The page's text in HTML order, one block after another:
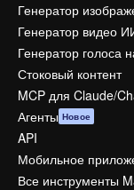
Генератор
Генератор видео
Генератор голоса
Стоковый контент
MCP для Claude/
Агенты Новое
API
Мобильное
Все инструменты